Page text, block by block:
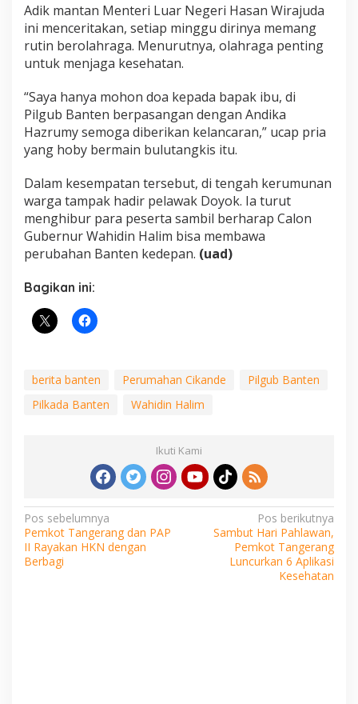
Adik mantan Menteri Luar Negeri Hasan Wirajuda
ini menceritakan, setiap minggu dirinya memang
rutin berolahraga. Menurutnya, olahraga penting
untuk menjaga kesehatan.
“Saya hanya mohon doa kepada bapak ibu, di
Pilgub Banten berpasangan dengan Andika
Hazrumy semoga diberikan kelancaran,” ucap pria
yang hoby bermain bulutangkis itu.
Dalam kesempatan tersebut, di tengah kerumunan
warga tampak hadir pelawak Doyok. Ia turut
menghibur para peserta sambil berharap Calon
Gubernur Wahidin Halim bisa membawa
perubahan Banten kedepan. (uad)
Bagikan ini:
berita banten Perumahan Cikande
Pilgub Banten
Pilkada Banten
Wahidin Halim
Ikuti Kami
Navigasi
pos
Pos sebelumnya
Pemkot Tangerang dan PAP
II Rayakan HKN dengan
Berbagi
Pos berikutnya
Sambut Hari Pahlawan,
Pemkot Tangerang
Luncurkan 6 Aplikasi
Kesehatan